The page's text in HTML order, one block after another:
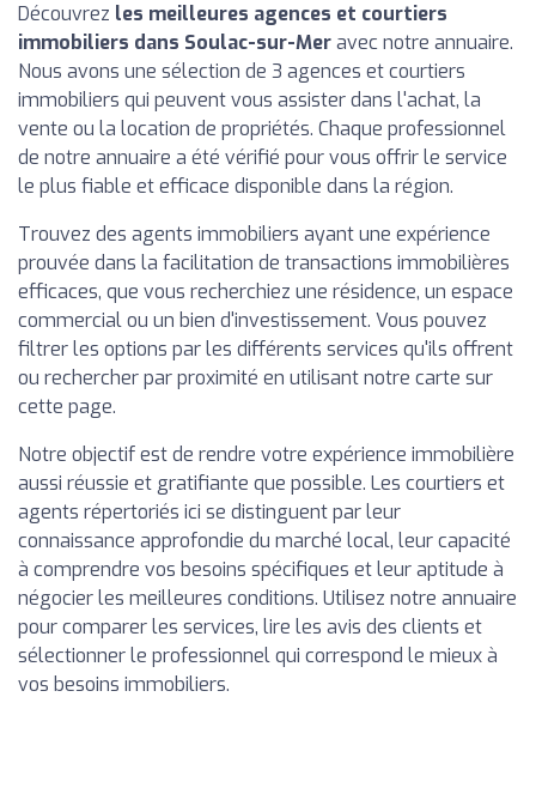
Découvrez les meilleures agences et courtiers
immobiliers dans Soulac-sur-Meravec notre annuaire.
Nous avons une sélection de 3 agences et courtiers
immobiliers qui peuvent vous assister dans l'achat, la
vente ou la location de propriétés. Chaque professionnel
de notre annuaire a été vérifié pour vous offrir le service
le plus fiable et efficace disponible dans la région.
Trouvez des agents immobiliers ayant une expérience
prouvée dans la facilitation de transactions immobilières
efficaces, que vous recherchiez une résidence, un espace
commercial ou un bien d'investissement. Vous pouvez
filtrer les options par les différents services qu'ils offrent
ou rechercher par proximité en utilisant notre carte sur
cette page.
Notre objectif est de rendre votre expérience immobilière
aussi réussie et gratifiante que possible. Les courtiers et
agents répertoriés ici se distinguent par leur
connaissance approfondie du marché local, leur capacité
à comprendre vos besoins spécifiques et leur aptitude à
négocier les meilleures conditions. Utilisez notre annuaire
pour comparer les services, lire les avis des clients et
sélectionner le professionnel qui correspond le mieux à
vos besoins immobiliers.